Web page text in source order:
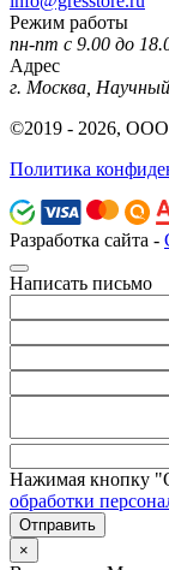
Режим работы
пн-пт с 9.00 до
Адрес
г. Москва,
©2019 - 2026,
Политика
Разработка сайта -
Написать письмо
Нажимая кнопку
обработки
Отправить
×